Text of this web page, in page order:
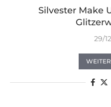
Silvester Make
29/